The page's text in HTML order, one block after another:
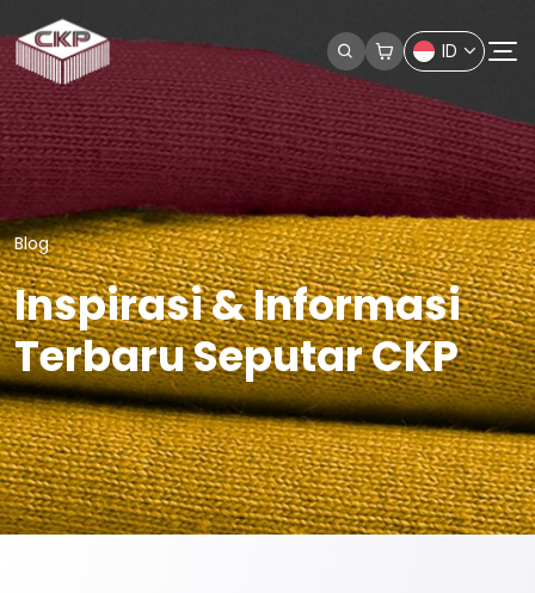
ID
Blog
Inspirasi & Informasi
Terbaru Seputar CKP